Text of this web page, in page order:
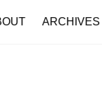
ARCHIVES